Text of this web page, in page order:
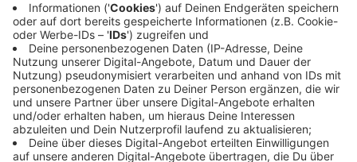
Anzeige
Zwölf Menschen sind vergangene Nacht durch das
Feuer leicht verletzt worden – sie haben Rauchgase
eingeatmet und mussten im Krankenhaus behandelt
werden.
Nach ersten Ermittlungen geht die Polizei von